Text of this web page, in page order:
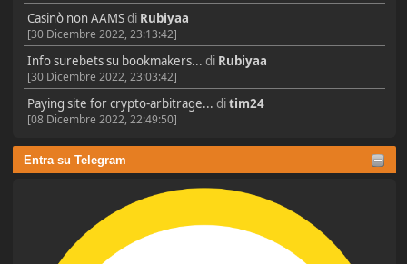
Casinò non AAMSdi Rubiyaa
[30 Dicembre 2022, 23:13:42]
Info surebets su bookmakers... di Rubiyaa
[30 Dicembre 2022, 23:03:42]
Paying site for crypto-arbitrage... ditim24
[08 Dicembre 2022, 22:49:50]
Entra su Telegram